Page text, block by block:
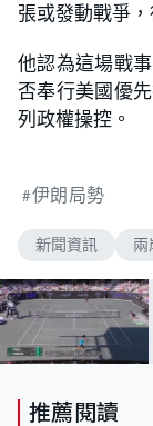
張或發動戰爭
他認為這場戰
否奉行美國優
列政權操控。
伊朗局勢
新聞資訊 兩
推薦閱讀